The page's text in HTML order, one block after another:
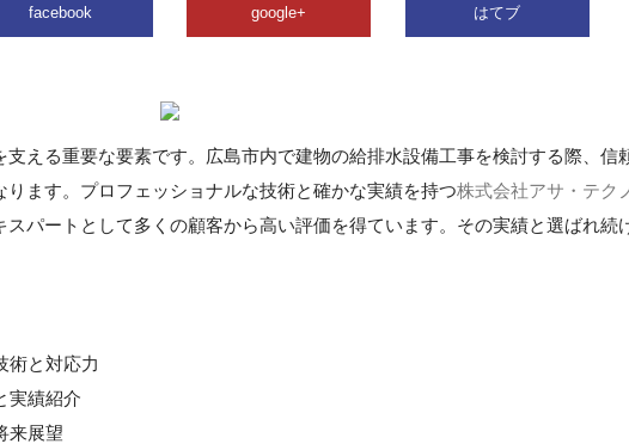
facebook google+ はてブ
える重要な要素です。広島市内で建物の給排水設備工事を検討する際、信
ます。プロフェッショナルな技術と確かな実績を持つ株式会社アサ・テク
パートとして多くの顧客から高い評価を得ています。その実績と選ばれ続
術と対応力
実績紹介
来展望